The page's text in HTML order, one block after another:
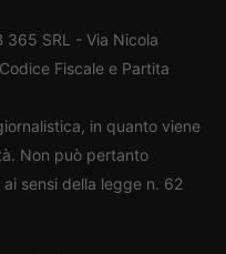
365 SRL - Via Nicola
Fiscale e Partita
in quanto viene
Non può pertanto
sensi della legge n. 62